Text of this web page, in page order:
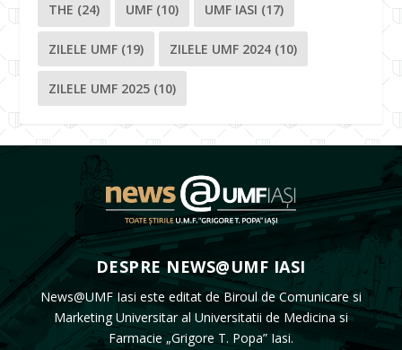
THE (24) UMF (10) UMF IASI (17)
ZILELE UMF (19) ZILELE UMF 2024 (10)
ZILELE UMF 2025 (10)
DESPRE NEWS@UMF IASI
News@UMF Iasi este editat de Biroul de Comunicare si
Marketing Universitar al Universitatii de Medicina si
Farmacie „Grigore T. Popa” Iasi.